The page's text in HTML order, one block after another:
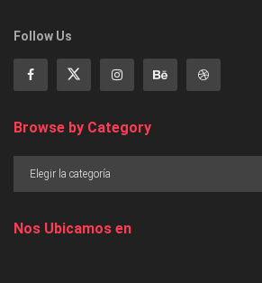
Follow Us
Browse by Category
Nos Ubicamos en